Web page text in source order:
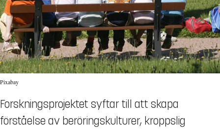
Pixabay
Forskningsprojektet syftar till att skapa
förståelse av beröringskulturer, kroppslig